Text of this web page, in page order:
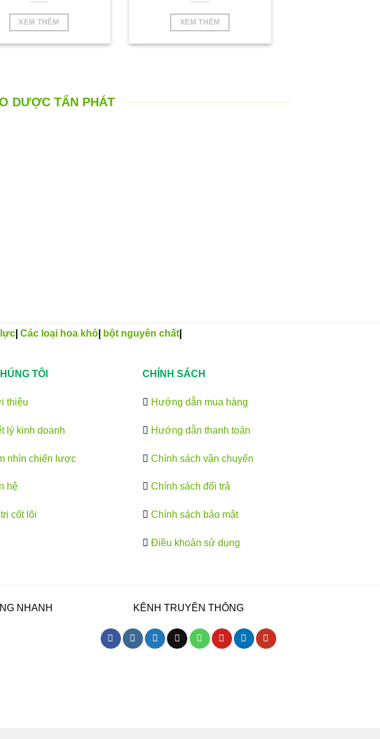
XEM THÊM XEM THÊM
DƯỢC TẤN PHÁT
Các loại hoa khô bột nguyên chất
TÔI
thiệu
lý kinh doanh
nhìn chiến lược
hệ
cốt lõi
CHÍNH SÁCH
Hướng dẫn mua hàng
Hướng dẫn thanh toán
Chính sách vận chuyển
Chính sách đổi trả
Chính sách bảo mật
Điều khoản sử dụng
NHANH KÊNH TRUYỀN THÔNG